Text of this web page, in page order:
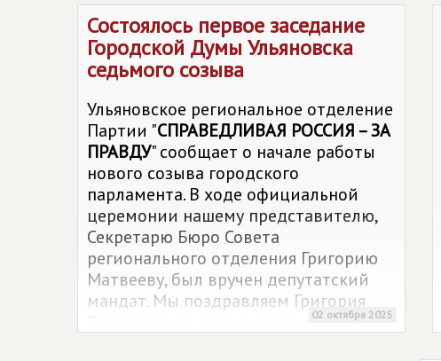
Николаевич.
Состоялось первое заседание
Городской Думы Ульяновска
седьмого созыва
Ульяновское региональное отделение
Партии "СПРАВЕДЛИВАЯ РОССИЯ – ЗА
ПРАВДУ" сообщает о начале работы
нового созыва городского
парламента. В ходе официальной
церемонии нашему представителю,
Секретарю Бюро Совета
регионального отделения Григорию
Матвееву, был вручен депутатский
мандат. Мы поздравляем Григория
Викторовича с этим важным02 октября 2025